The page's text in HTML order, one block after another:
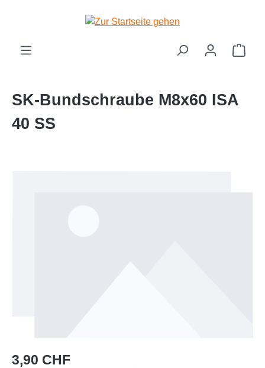
Zum Hauptinhalt springen
SK-Bundschraube M8x60 ISA
40 SS
Regulärer Preis:
3,90 CHF